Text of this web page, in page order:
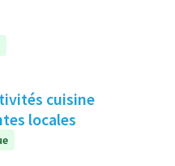
cuisine
locales